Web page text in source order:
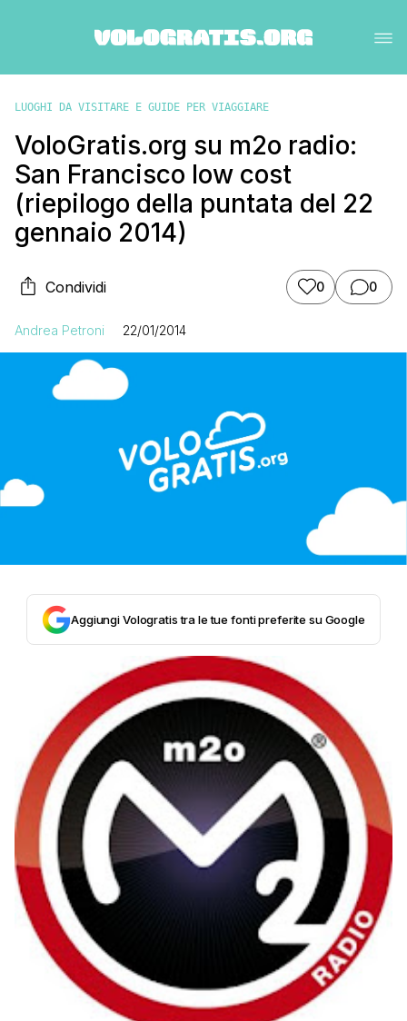
LUOGHI DA VISITARE E GUIDE PER VIAGGIARE
VoloGratis.org su m2o radio:
San Francisco low cost
(riepilogo della puntata del 22
gennaio 2014)
Condividi 0 0
Andrea Petroni 22/01/2014
Aggiungi Vologratis tra le tue fonti preferite su Google